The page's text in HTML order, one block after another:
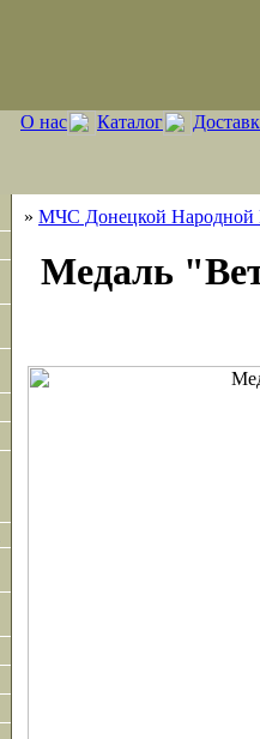
О нас Каталог
» МЧС Донецкой Народной
Медаль